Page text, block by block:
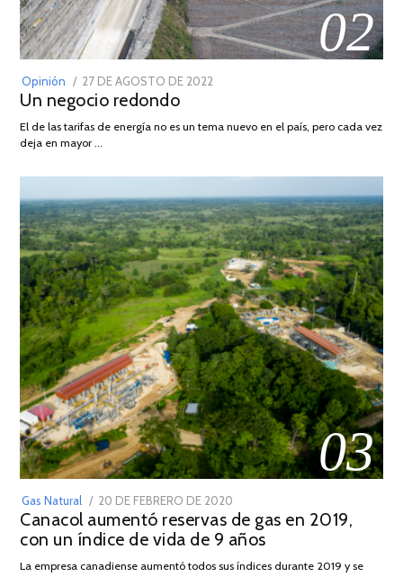
02
Opinión
POSTED
ON
27 DE AGOSTO DE 2022
DE
Un negocio redondo
El de las tarifas de energía no es un tema nuevo en el país, pero cada vez
deja en mayor …
03
Gas Natural
POSTED
ON
20 DE FEBRERO DE 2020
DE
JULIO
2025
Canacol aumentó reservas de gas en 2019,
con un índice de vida de 9 años
La empresa canadiense aumentó todos sus índices durante 2019 y se